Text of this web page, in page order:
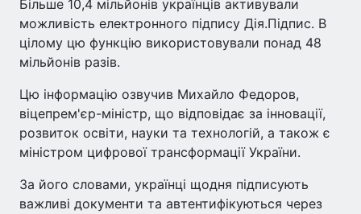
Більше 10,4 мільйонів українців активували
можливість електронного підпису Дія.Підпис. В
цілому цю функцію використовували понад 48
мільйонів разів.
Цю інформацію озвучив Михайло Федоров,
віцепрем'єр-міністр, що відповідає за інновації,
розвиток освіти, науки та технологій, а також є
міністром цифрової трансформації України.
За його словами, українці щодня підписують
важливі документи та автентифікуються через